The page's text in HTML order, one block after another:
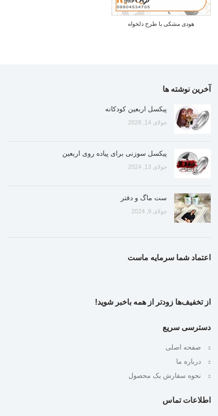
هودی مشکی با طرح دلخواه
آخرین نوشته ها
پیکسل اربعین کودکانه
جولای 14, 2026
پیکسل سوزنی برای پیاده روی اربعین
جولای 13, 2024
ست ماگ و دفتر
جولای 9, 2024
اعتماد شما سرمایه ماست
از تخفیف‌ها زودتر از همه باخبر شوید!
دسترسی سریع
صفحه اصلی
درباره ما
نحوه سفارش یک محصول
اطلاعات تماس